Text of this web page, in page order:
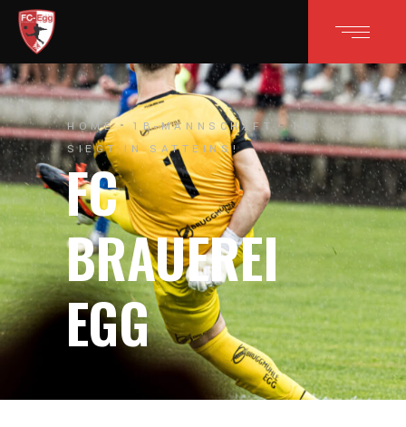
HOME 1B-MANNSCHAFT
1B
SIEGT IN SATTEINS!
FC
BRAUEREI
EGG